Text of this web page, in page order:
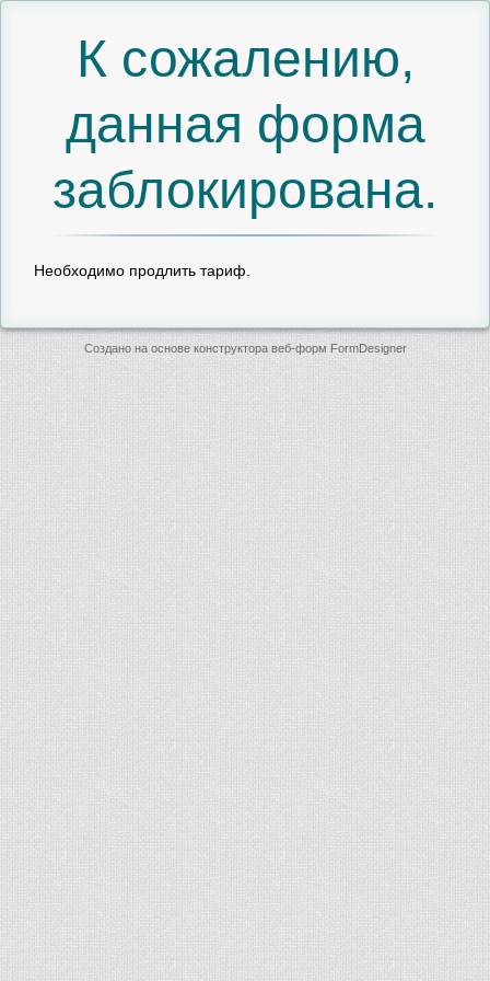
К сожалению,
данная форма
заблокирована.
Необходимо продлить тариф.
Создано на основе конструктора веб-форм FormDesigner